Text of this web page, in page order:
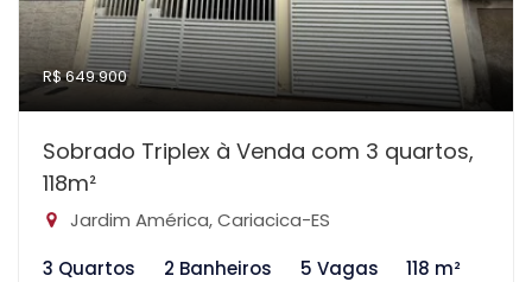
R$ 649.900
Sobrado Triplex à Venda com 3 quartos,
118m²
Jardim América, Cariacica-ES
3 Quartos
2 Banheiros 5 Vagas 118 m²